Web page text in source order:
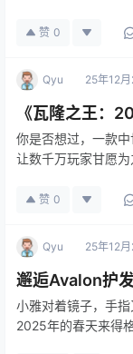
Avalon近年凭借稳
赞 0
Qyu 25年12月
《瓦隆之王：
你是否想过，一款
让数千万玩家甘愿为
代数字文化的一把
赞 0
Qyu 25年12月
邂逅Avalon护
小雅对着镜子，手指
2025年的春天来得